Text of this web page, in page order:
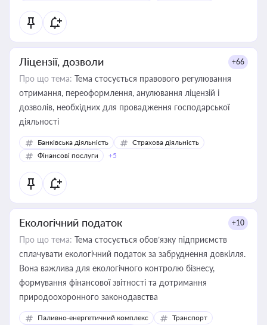
Ліцензії, дозволи +66
Про що тема: Тема стосується правового регулювання
отримання, переоформлення, анулювання ліцензій і
дозволів, необхідних для провадження господарської
діяльності
Банківська діяльність
Страхова діяльність
Фінансові послуги
+5
Екологічний податок +10
Про що тема: Тема стосується обов’язку підприємств
сплачувати екологічний податок за забруднення довкілля.
Вона важлива для екологічного контролю бізнесу,
формування фінансової звітності та дотримання
природоохоронного законодавства
Паливно-енергетичний комплекс
Транспорт